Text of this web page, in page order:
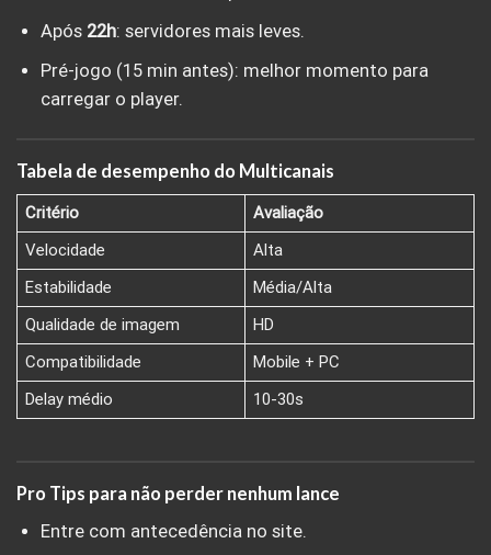
Após 22h: servidores mais leves.
Pré-jogo (15 min antes): melhor momento para
carregar o player.
Tabela de desempenho do Multicanais
Critério
Avaliação
Velocidade
Alta
Estabilidade
Média/Alta
Qualidade de imagem
HD
Compatibilidade
Mobile + PC
Delay médio
10-30s
Pro Tips para não perder nenhum lance
Entre com antecedência no site.